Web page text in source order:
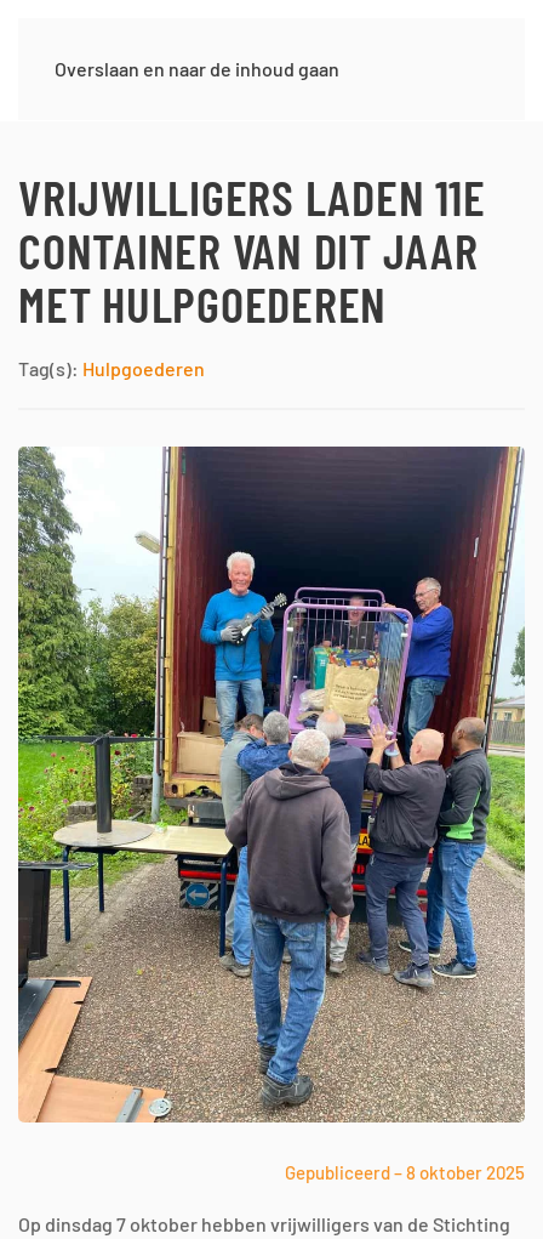
Overslaan en naar de inhoud gaan
VRIJWILLIGERS LADEN 11E
CONTAINER VAN DIT JAAR
MET HULPGOEDEREN
Tag(s): Hulpgoederen
Gepubliceerd – 8 oktober 2025
Op dinsdag 7 oktober hebben vrijwilligers van de Stichting